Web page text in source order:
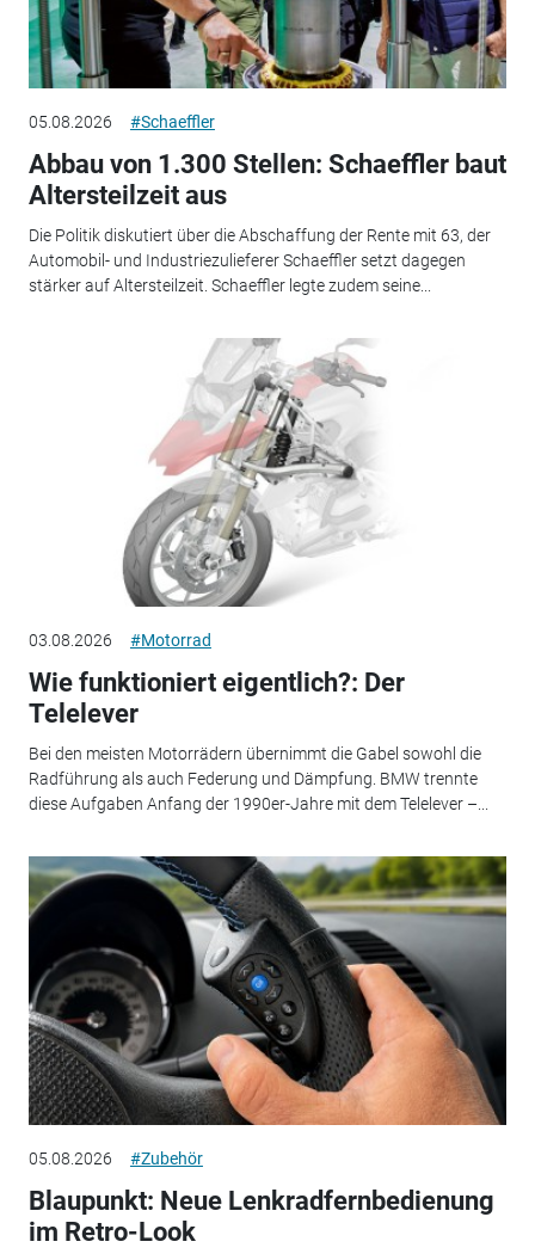
05.08.2026 #Schaeffler
Abbau von 1.300 Stellen: Schaeffler baut
Altersteilzeit aus
Die Politik diskutiert über die Abschaffung der Rente mit 63, der
Automobil- und Industriezulieferer Schaeffler setzt dagegen
stärker auf Altersteilzeit. Schaeffler legte zudem seine...
03.08.2026 #Motorrad
Wie funktioniert eigentlich?: Der
Telelever
Bei den meisten Motorrädern übernimmt die Gabel sowohl die
Radführung als auch Federung und Dämpfung. BMW trennte
diese Aufgaben Anfang der 1990er-Jahre mit dem Telelever –...
05.08.2026 #Zubehör
Blaupunkt: Neue Lenkradfernbedienung
im Retro-Look